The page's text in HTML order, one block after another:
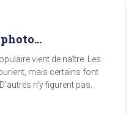
vient de naître. Les
mais certains font
n’y figurent pas.